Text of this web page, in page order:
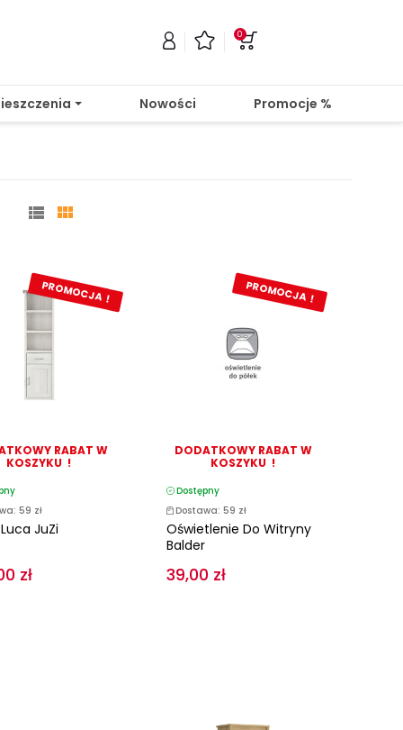
0
Nowości Promocje %
 
PROMOCJA !
RABAT W
KOSZYKU !
59 zł
JuZi
zł
PROMOCJA !
DODATKOWY RABAT W
KOSZYKU !
Dostępny
Dostawa: 59 zł
Oświetlenie Do Witryny
Balder
39,00 zł